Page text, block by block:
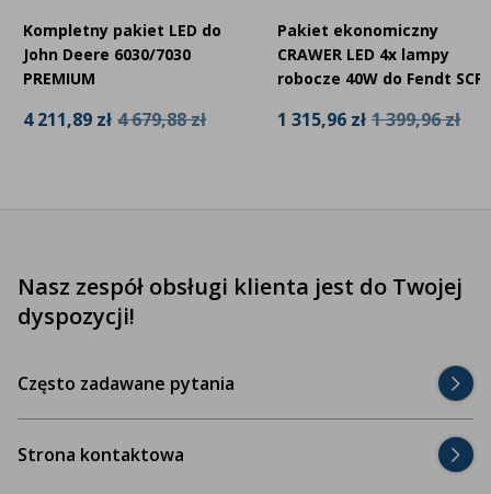
Kompletny pakiet LED do
John Deere 6030/7030
PREMIUM
4 211,89 zł 4 679,88 zł
Pakiet ekonomiczny
CRAWER LED 4x lampy
robocze 40W do Fendt SCR
1 315,96 zł 1 399,96 zł
Nasz zespół obsługi klienta jest do Twojej
dyspozycji!
Często zadawane pytania
Strona kontaktowa